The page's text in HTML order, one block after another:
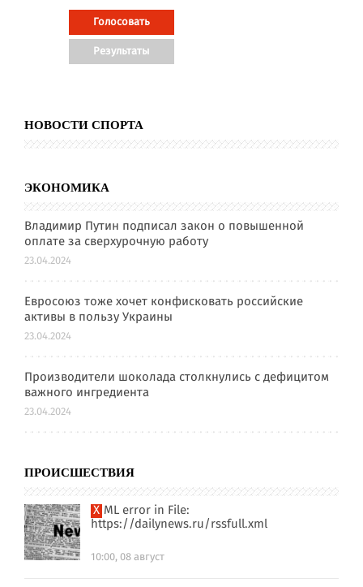
НОВОСТИ СПОРТА
ЭКОНОМИКА
Владимир Путин подписал закон о повышенной
оплате за сверхурочную работу
23.04.2024
Евросоюз тоже хочет конфисковать российские
активы в пользу Украины
23.04.2024
Производители шоколада столкнулись с дефицитом
важного ингредиента
23.04.2024
ПРОИСШЕСТВИЯ
XML error in File:
https://dailynews.ru/rssfull.xml
10:00, 08 август